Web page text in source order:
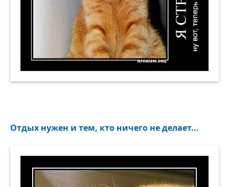
Я странный? Ну вот, теперь и ты такой же, как
Отдых нужен и тем, кто ничего не делает...